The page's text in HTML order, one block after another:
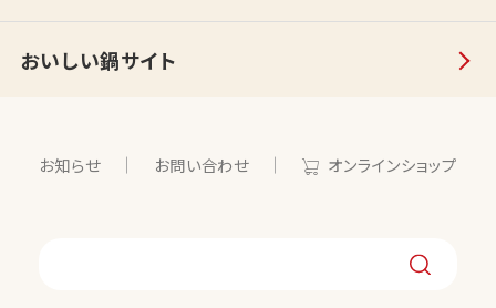
おいしい鍋サイト
お知らせ お問い合わせ オンラインショップ